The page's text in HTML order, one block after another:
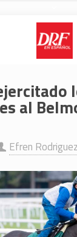
al
Efren Rodriguez